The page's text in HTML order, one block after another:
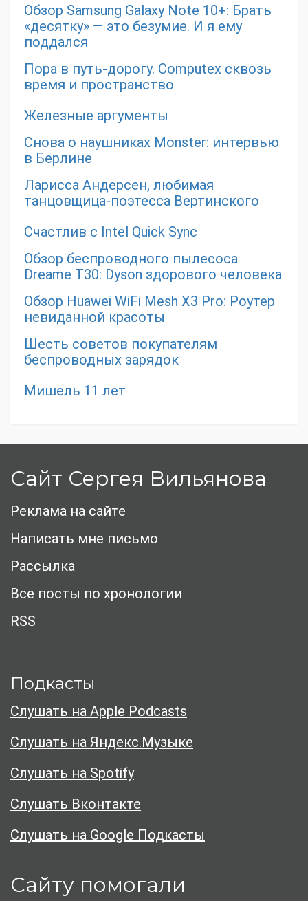
Обзор Samsung Galaxy Note 10+: Брать
«десятку» — это безумие. И я ему
поддался
Пора в путь-дорогу. Computex сквозь
время и пространство
Железные аргументы
Снова о наушниках Monster: интервью
в Берлине
Ларисса Андерсен, любимая
танцовщица-поэтесса Вертинского
Счастлив с Intel Quick Sync
Обзор беспроводного пылесоса
Dreame T30: Dyson здорового человека
Обзор Huawei WiFi Mesh X3 Pro: Роутер
невиданной красоты
Шесть советов покупателям
беспроводных зарядок
Мишель 11 лет
Сайт Сергея Вильянова
Реклама на сайте
Написать мне письмо
Рассылка
Все посты по хронологии
RSS
Подкасты
Слушать на Apple Podcasts
Слушать на Яндекс.Музыке
Слушать на Spotify
Слушать Вконтакте
Слушать на Google Подкасты
Сайту помогали